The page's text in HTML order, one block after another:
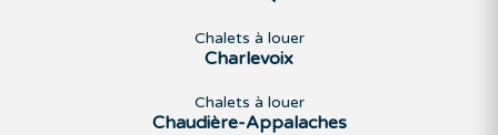
Chalets à louer
Charlevoix
Chalets à louer
Chaudière-Appalaches